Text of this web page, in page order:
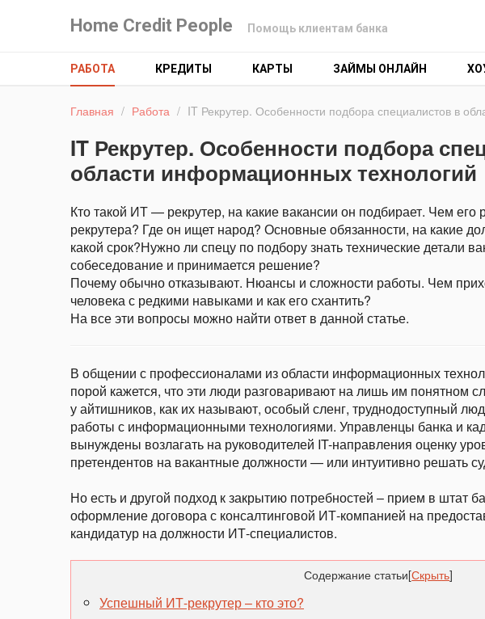
Home Credit People Помощь клиентам банка
РАБОТА КРЕДИТЫ КАРТЫ ЗАЙМЫ ОНЛАЙН
Главная / Работа / IT Рекрутер. Особенности подбора специалистов в
IT Рекрутер. Особенности подбора
области информационных технологий
Кто такой ИТ — рекрутер, на какие вакансии он подбирает. Чем его
рекрутера? Где он ищет народ? Основные обязанности, на какие
какой срок?Нужно ли спецу по подбору знать технические детали
собеседование и принимается решение?
Почему обычно отказывают. Нюансы и сложности работы. Чем
человека с редкими навыками и как его схантить?
На все эти вопросы можно найти ответ в данной статье.
В общении с профессионалами из области информационных
порой кажется, что эти люди разговаривают на лишь им понятном
у айтишников, как их называют, особый сленг, труднодоступный
работы с информационными технологиями. Управленцы банка и
вынуждены возлагать на руководителей IT-направления оценку
претендентов на вакантные должности — или интуитивно решать
Но есть и другой подход к закрытию потребностей – прием в штат
оформление договора с консалтинговой ИТ-компанией на
кандидатур на должности ИТ-специалистов.
Содержание статьи[Скрыть]
Успешный ИТ-рекрутер – кто это?